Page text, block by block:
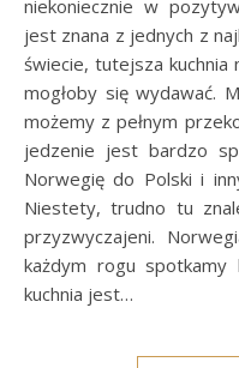
niekoniecznie w
jest znana z jednych z
świecie, tutejsza kuchnia
mogłoby się wydawać.
możemy z pełnym
jedzenie jest bardzo
Norwegię do Polski i
Niestety, trudno tu
przyzwyczajeni.
każdym rogu spotkamy
kuchnia jest…